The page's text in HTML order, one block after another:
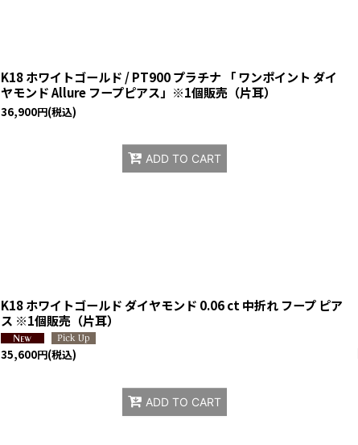
K18 ホワイトゴールド / PT900 プラチナ 「 ワンポイント ダイ
ヤモンド Allure フープピアス」※1個販売（片耳）
36,900円(税込)
ADD TO CART
K18 ホワイトゴールド ダイヤモンド 0.06 ct 中折れ フープ ピア
ス ※1個販売（片耳）
35,600円(税込)
ADD TO CART